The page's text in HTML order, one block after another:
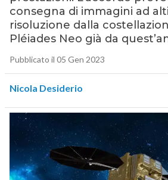
consegna di immagini ad
risoluzione dalla
Pléiades Neo già da
Pubblicato il 05 Gen 2023
Nicola Desiderio